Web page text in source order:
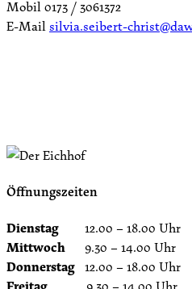
Mobil 0173 / 3061372
E-Mailsilvia.seibert-
Öffnungszeiten
Dienstag 12.00 – 18.00 Uhr
Mittwoch 9.30 – 14.00 Uhr
Donnerstag 12.00 – 18.00 Uhr